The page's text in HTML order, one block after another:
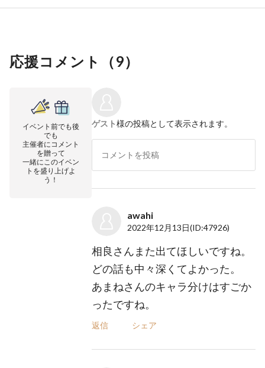
応援コメント（9）
イベント前でも後
でも
主催者にコメント
を贈って
一緒にこのイベン
トを盛り上げよ
う！
ゲスト様の投稿として表示されます。
awahi
2022年12月13日(ID:47926)
相良さんまた出てほしいですね。
どの話も中々深くてよかった。
あまねさんのキャラ分けはすごか
ったですね。
返信 シェア